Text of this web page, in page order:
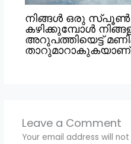
നിങ്ങൾ ഒരു
കഴിക്കുമ്പോൾ
അറുപത്തിയെട്ട്
Leave a Comment
Your email address will